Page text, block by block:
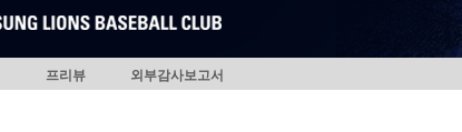
프리뷰 외부감사보고서